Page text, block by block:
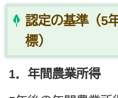
認定の基準（5
標）
1．年間農業所得